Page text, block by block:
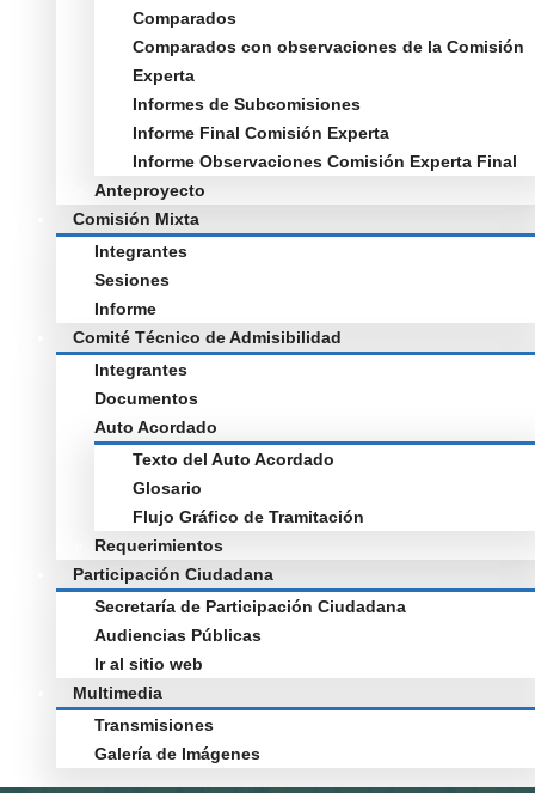
Comparados
Comparados con observaciones de la Comisión
Experta
Informes de Subcomisiones
Informe Final Comisión Experta
Informe Observaciones Comisión Experta Final
Anteproyecto
Comisión Mixta
Integrantes
Sesiones
Informe
Comité Técnico de Admisibilidad
Integrantes
Documentos
Auto Acordado
Texto del Auto Acordado
Glosario
Flujo Gráfico de Tramitación
Requerimientos
Participación Ciudadana
Secretaría de Participación Ciudadana
Audiencias Públicas
Ir al sitio web
Multimedia
Transmisiones
Galería de Imágenes